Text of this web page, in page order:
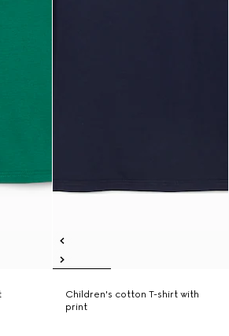
Children's cotton T-shirt with
print